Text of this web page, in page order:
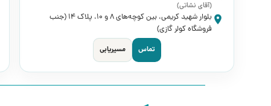
(آقای نشاتی)
بلوار شهید کریمی، بین کوچه‌های ۸ و ۱۰، پلاک ۱۴ (جنب
فروشگاه کولر گازی)
تماس مسیریابی